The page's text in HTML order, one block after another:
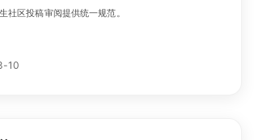
社区投稿审阅提供统一规范。
10